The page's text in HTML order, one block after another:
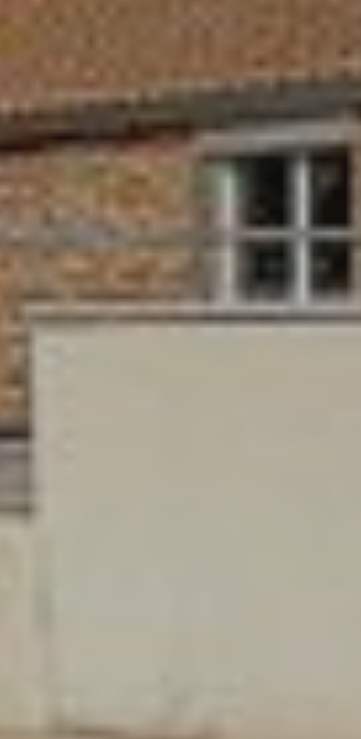
Contactez notre consultant immobilier
Bruno Silva
En tant que membre de la Team Silva basé à
Sérézin-Du-Rhône et ses alentours, je mets à votre
disposition mes services et mon expertise du
secteur pour vos projets de vie. De la première
estimation à la signature de l’acte authentique, je
vous accompagne et vous conseille afin de vous
aider à réaliser votre transaction immobilière dans
les meilleures conditions possibles.